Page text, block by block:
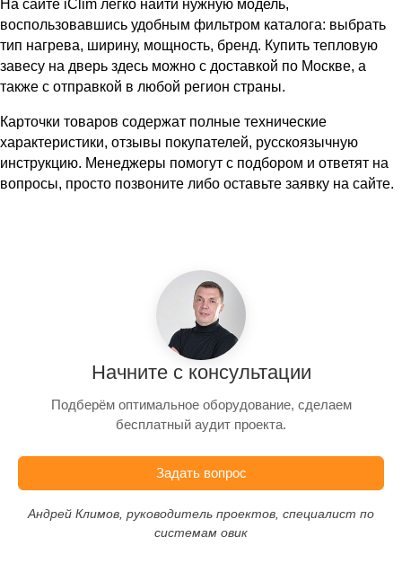
На сайте iClim легко найти нужную модель,
воспользовавшись удобным фильтром каталога: выбрать
тип нагрева, ширину, мощность, бренд. Купить тепловую
завесу на дверь здесь можно с доставкой по Москве, а
также с отправкой в любой регион страны.
Карточки товаров содержат полные технические
характеристики, отзывы покупателей, русскоязычную
инструкцию. Менеджеры помогут с подбором и ответят на
вопросы, просто позвоните либо оставьте заявку на сайте.
Начните с консультации
Подберём оптимальное оборудование, сделаем
бесплатный аудит проекта.
Задать вопрос
Андрей Климов, руководитель проектов, специалист по
системам овик